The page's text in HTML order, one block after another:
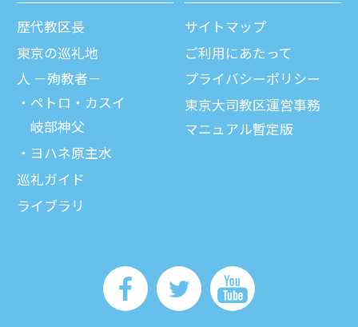
歴代教区⻑
東京の巡礼地
⼈ －殉教者－
ペトロ・カスイ
岐部神父
ヨハネ原主水
巡礼ガイド
ライブラリ
サイトマップ
ご利⽤にあたって
プライバシーポリシー
東京大司教区運営事務
マニュアル暫定版